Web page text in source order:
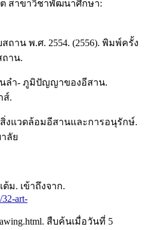
สาขาวิชาพัฒนาศึกษา:
าน พ.ศ. 2554. (2556). พิมพ์ครั้ง
ถาน.
นลำ- ภูมิปัญญาของอีสาน.
ส์.
งแวดล้อมอีสานและการอนุรักษ์.
ลัย
ม. เข้าถึงจาก.
32-art-
สืบค้นเมื่อวันที่ 5